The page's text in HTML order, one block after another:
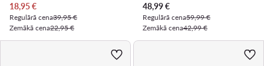
Pašreizējā cena
18,95€
Regulārā cena39,95 €
Zemākā cena22,95 €
Pašreizējā cena
48,99€
Regulārā cena59,99 €
Zemākā cena42,99 €